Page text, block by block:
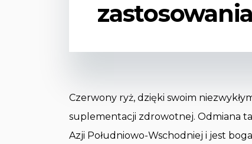
Czerwony ryż, dzięki swoim
suplementacji zdrowotnej. Odmiana
Azji Południowo-Wschodniej i jest